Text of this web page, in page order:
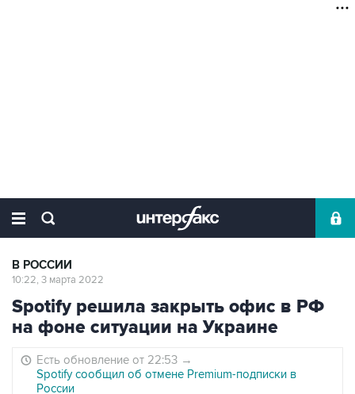
В РОССИИ
10:22, 3 марта 2022
Spotify решила закрыть офис в РФ
на фоне ситуации на Украине
Есть обновление от 22:53 →
Spotify сообщил об отмене Premium-подписки в
России